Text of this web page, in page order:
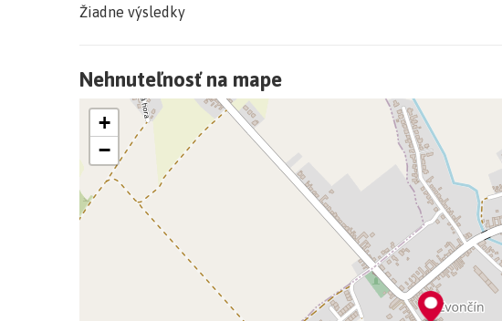
Zvončín je známy svojou pokojnou atmosférou a dobrou
Príďte sa nadýchnuť atmosféry tohto miesta osobne. Tešíme sa
Žiadne výsledky
Nehnuteľnosť na mape
+
−